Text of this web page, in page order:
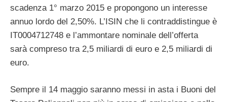
scadenza 1° marzo 2015 e propongono un interesse
annuo lordo del 2,50%. L’ISIN che li contraddistingue è
IT0004712748 e l’ammontare nominale dell’offerta
sarà compreso tra 2,5 miliardi di euro e 2,5 miliardi di
euro.
Sempre il 14 maggio saranno messi in asta i Buoni del